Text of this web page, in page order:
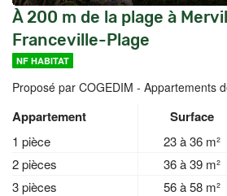
À 200 m de la plage à
Franceville-Plage
NF HABITAT
Proposé par COGEDIM - Appartements
Appartement Surface
1 pièce 23 à 36 m²
2 pièces 36 à 39 m²
3 pièces 56 à 58 m²